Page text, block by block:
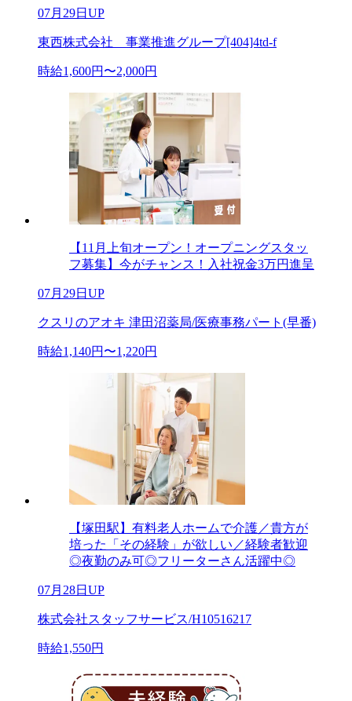
07月29日UP
東西株式会社 事業推進グループ[404]4td-f
時給1,600円〜2,000円
【11月上旬オープン！オープニングスタッ
フ募集】今がチャンス！入社祝金3万円進呈
07月29日UP
クスリのアオキ 津田沼薬局/医療事務パート(早番)
時給1,140円〜1,220円
【塚田駅】有料老人ホームで介護／貴方が
培った「その経験」が欲しい／経験者歓迎
◎夜勤のみ可◎フリーターさん活躍中◎
07月28日UP
株式会社スタッフサービス/H10516217
時給1,550円